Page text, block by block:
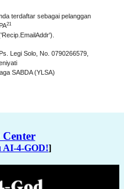
terdaftar sebagai pelanggan
21
Legi Solo, No. 0790266579,
SABDA (YLSA)